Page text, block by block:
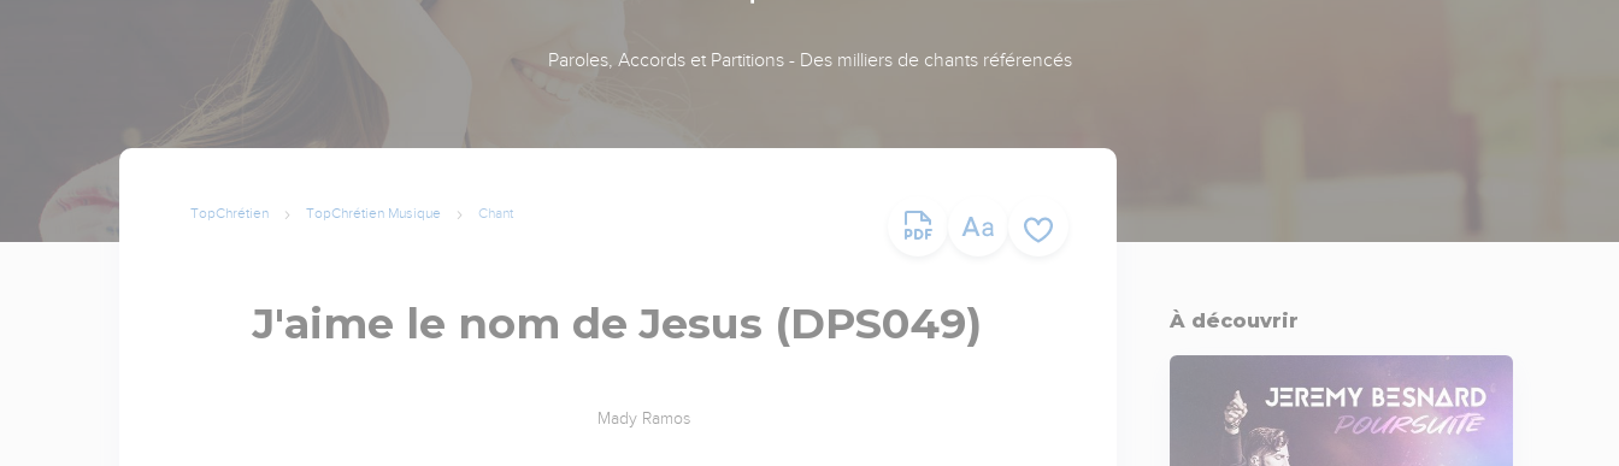
Paroles, Accords et Partitions - Des milliers de chants référencés
TopChrétien TopChrétien Musique Chant
J'aime le nom de Jesus (DPS049)
Mady Ramos
À découvrir